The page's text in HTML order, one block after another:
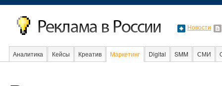
Новости
Аналитика Кейсы Креатив Маркетинг Digital SMM СМИ
Интернет